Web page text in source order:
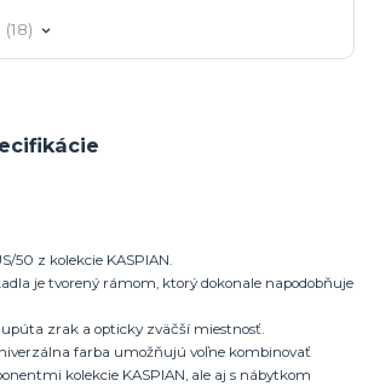
18
50 z kolekcie KASPIAN.
je tvorený rámom, ktorý dokonale napodobňuje
zrak a opticky zväčší miestnosť.
farba umožňujú voľne kombinovať
kolekcie KASPIAN, ale aj s nábytkom